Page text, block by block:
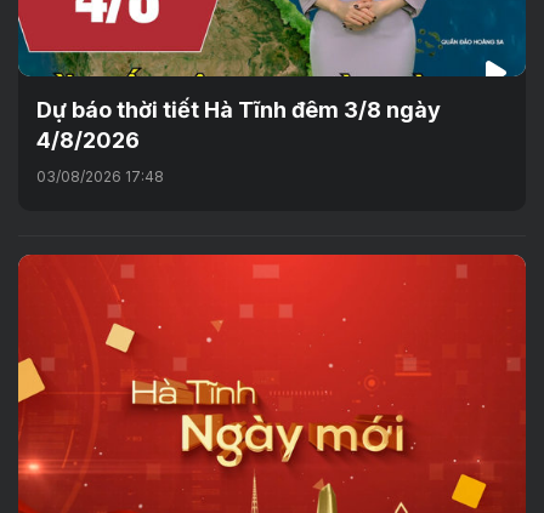
Dự báo thời tiết Hà Tĩnh đêm 3/8 ngày
4/8/2026
03/08/2026 17:48